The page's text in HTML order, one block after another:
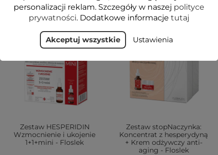
Zestaw HESPERIDIN
Wzmocnienie i ukojenie
1+1+mini - Floslek
VEGE
Zestaw stopNaczynka:
Koncentrat z hesperydyną
+ Krem odżywczy anti-
aging - Floslek
personalizacji reklam. Szczegóły w naszej polityce
prywatności. Dodatkowe informacje tutaj
Akceptuj wszystkie Ustawienia